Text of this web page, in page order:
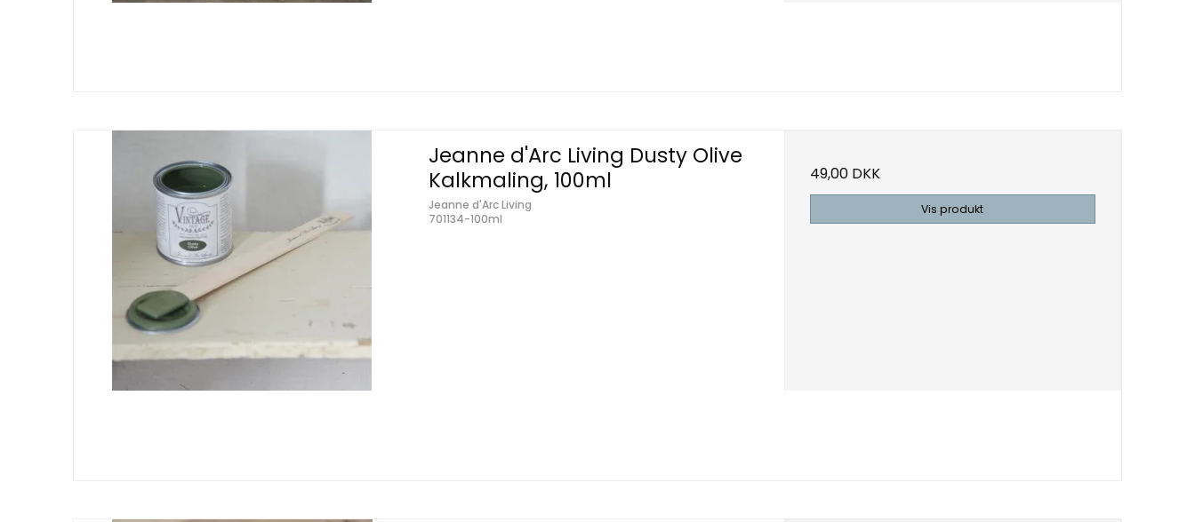
Jeanne d'Arc Living Dusty Olive
Kalkmaling, 100ml
Jeanne d'Arc Living
701134-100ml
49,00 DKK
Vis produkt